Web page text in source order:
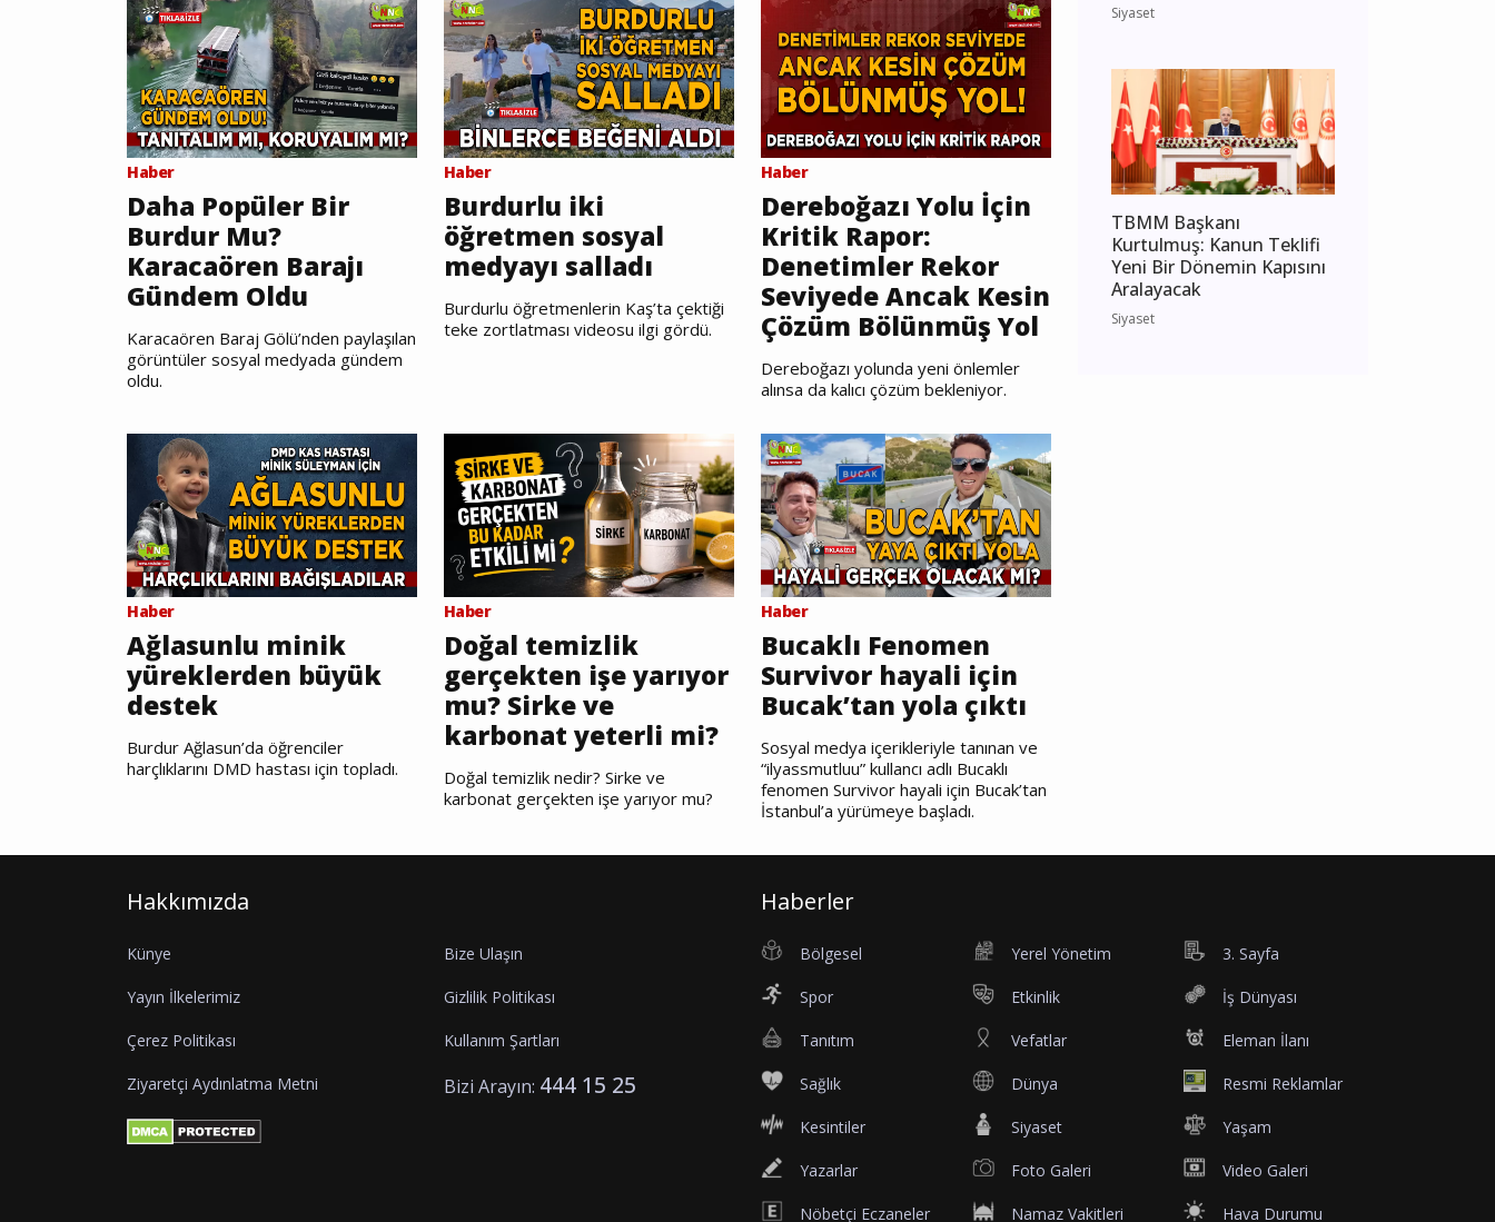
Haber
Daha Popüler Bir
Burdur Mu?
Karacaören Barajı
Gündem Oldu
Karacaören Baraj Gölü’nden paylaşılan
görüntüler sosyal medyada gündem
oldu.
Haber
Burdurlu iki
öğretmen sosyal
medyayı salladı
Burdurlu öğretmenlerin Kaş’ta çektiği
teke zortlatması videosu ilgi gördü.
Haber
Dereboğazı Yolu İçin
Kritik Rapor:
Denetimler Rekor
Seviyede Ancak Kesin
Çözüm Bölünmüş Yol
Dereboğazı yolunda yeni önlemler
alınsa da kalıcı çözüm bekleniyor.
Haber
Ağlasunlu minik
yüreklerden büyük
destek
Burdur Ağlasun’da öğrenciler
harçlıklarını DMD hastası için topladı.
Haber
Doğal temizlik
gerçekten işe yarıyor
mu? Sirke ve
karbonat yeterli mi?
Doğal temizlik nedir? Sirke ve
karbonat gerçekten işe yarıyor mu?
Haber
Bucaklı Fenomen
Survivor hayali için
Bucak’tan yola çıktı
Sosyal medya içerikleriyle tanınan ve
“ilyassmutluu” kullancı adlı Bucaklı
fenomen Survivor hayali için Bucak’tan
İstanbul’a yürümeye başladı.
Siyaset
TBMM Başkanı
Kurtulmuş: Kanun Teklifi
Yeni Bir Dönemin Kapısını
Aralayacak
Siyaset
Hakkımızda
Künye Bize Ulaşın
Yayın İlkelerimiz Gizlilik Politikası
Çerez Politikası Kullanım Şartları
Ziyaretçi Aydınlatma Metni Bizi Arayın: 444 15 25
Haberler
Bölgesel Yerel Yönetim 3. Sayfa
Spor Etkinlik İş Dünyası
Tanıtım Vefatlar Eleman İlanı
Sağlık Dünya Resmi Reklamlar
Kesintiler Siyaset Yaşam
Yazarlar Foto Galeri Video Galeri
Nöbetçi Eczaneler Namaz Vakitleri Hava Durumu